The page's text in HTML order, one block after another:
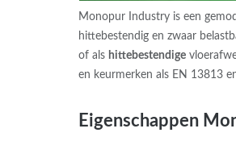
Monopur Industry is een
hittebestendig en zwaar
of als hittebestendige
en keurmerken als EN 13813
Eigenschappen